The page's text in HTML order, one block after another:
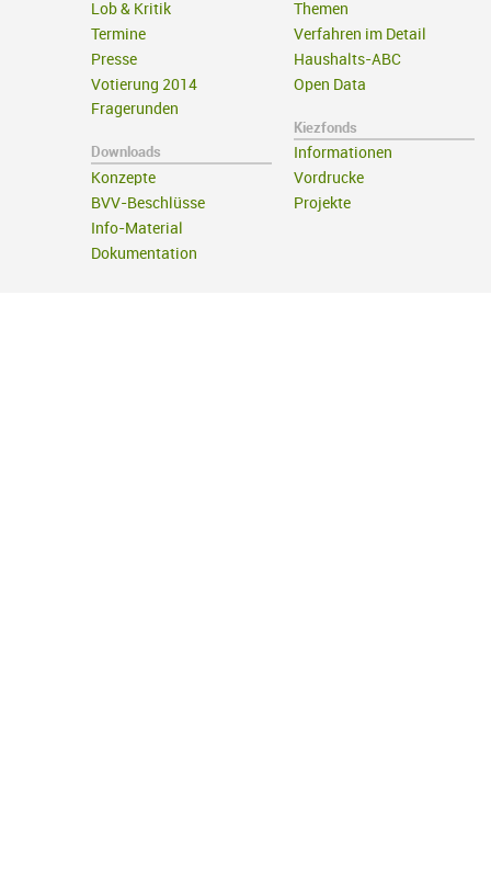
Lob & Kritik
Termine
Presse
Votierung 2014
Fragerunden
Downloads
Konzepte
BVV-Beschlüsse
Info-Material
Dokumentation
Themen
Verfahren im Detail
Haushalts-ABC
Open Data
Kiezfonds
Informationen
Vordrucke
Projekte